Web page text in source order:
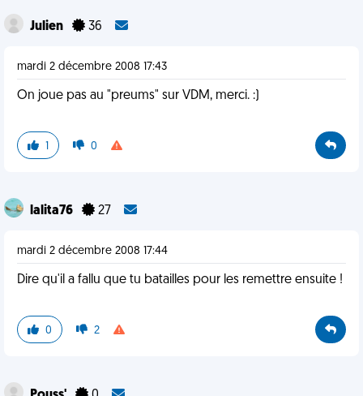
Julien 36
mardi 2 décembre 2008 17:43
On joue pas au "preums" sur VDM, merci. :)
1 0
lalita76 27
mardi 2 décembre 2008 17:44
Dire qu'il a fallu que tu batailles pour les remettre ensuite !
0 2